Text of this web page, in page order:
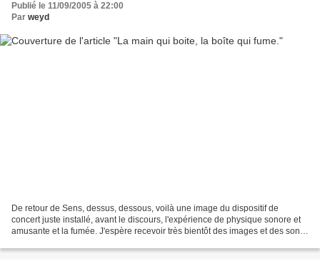
Publié le 11/09/2005 à 22:00
Par weyd
De retour de Sens, dessus, dessous, voilà une image du dispositif de
concert juste installé, avant le discours, l'expérience de physique sonore et
amusante et la fumée. J'espère recevoir très bientôt des images et des sons